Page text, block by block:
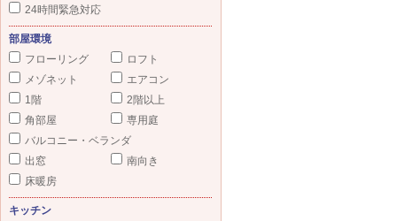
24時間緊急対応
部屋環境
フローリング
ロフト
メゾネット
エアコン
1階
2階以上
角部屋
専用庭
バルコニー・ベランダ
出窓
南向き
床暖房
キッチン